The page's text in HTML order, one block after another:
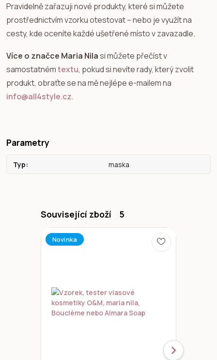
Pravidelně zařazuji nové produkty, které si můžete
prostřednictvím vzorku otestovat – nebo je využít na
cesty, kde oceníte každé ušetřené místo v zavazadle.
Více o značce Maria Nilasi můžete přečíst v
samostatnémtextu, pokud si nevíte rady, který zvolit
produkt, obraťte se na mě nejlépe e-mailem na
info@all4style.cz.
Parametry
Typ maska
Související zboží 5
Novinka